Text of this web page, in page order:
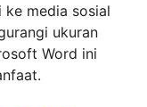
media sosial
ukuran
Word ini